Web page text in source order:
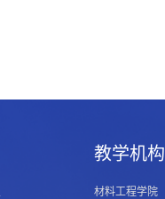
教学机构
材料工程学院